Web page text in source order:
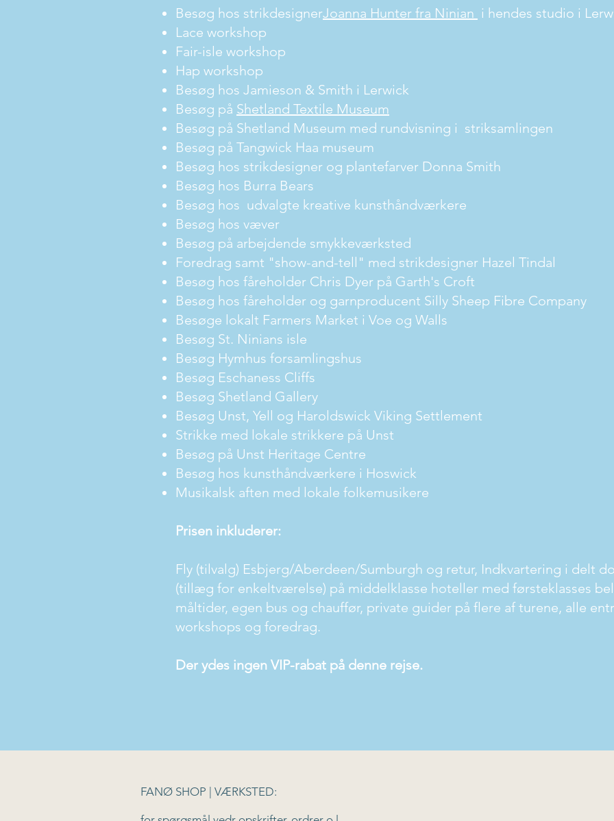
Besøg hos strikdesignerJoanna Hunter fra Ninian i hendes studio i
Lace workshop
Fair-isle workshop
Hap workshop
Besøg hos Jamieson & Smith i Lerwick
Besøg på Shetland Textile Museum
Besøg på Shetland Museum med rundvisning i striksamlingen
Besøg på Tangwick Haa museum
Besøg hos strikdesigner og plantefarver Donna Smith
Besøg hos Burra Bears
Besøg hos udvalgte kreative kunsthåndværkere
Besøg hos væver
Besøg på arbejdende smykkeværksted
Foredrag samt "show-and-tell" med strikdesigner Hazel Tindal
Besøg hos fåreholder Chris Dyer på Garth's Croft
Besøg hos fåreholder og garnproducent Silly Sheep Fibre Company
Besøge lokalt Farmers Market i Voe og Walls
Besøg St. Ninians isle
Besøg Hymhus forsamlingshus
Besøg Eschaness Cliffs
Besøg Shetland Gallery
Besøg Unst, Yell og Haroldswick Viking Settlement
Strikke med lokale strikkere på Unst
Besøg på Unst Heritage Centre
Besøg hos kunsthåndværkere i Hoswick
Musikalsk aften med lokale folkemusikere
Prisen inkluderer:
Fly (tilvalg) Esbjerg/Aberdeen/Sumburgh og retur, Indkvartering i delt
(tillæg for enkeltværelse) på middelklasse hoteller med førsteklasses
måltider, egen bus og chauffør, private guider på flere af turene, alle
workshops og foredrag.
Der ydes ingen VIP-rabat på denne rejse.
FANØ SHOP | VÆRKSTED: